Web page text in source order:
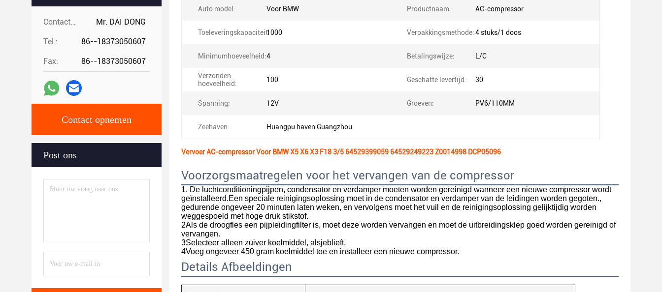
Contactpersonen: Mr. DAI DONG
Tel.: 86--18373050607
Fax: 86--18373050607
Contact opnemen
Post ons
Auto model: Voor BMW Productnaam: AC-compressor
Toeleveringskapaciteit:1000 Verpakkingsmethode:4 stuks/1 doos
Minimumhoeveelheid:4 Betalingswijze: L/C
Verzonden
hoeveelheid:
100 Geschatte levertijd: 30
Spanning: 12V Groeven: PV6/110MM
Zeehaven: Huangpu haven Guangzhou
Vervoer AC-compressor Voor BMW X5 X6 X3 F18 3/5 64529399059 64529249223 Z0014998 DCP05096
Voorzorgsmaatregelen voor het vervangen van de compressor
1. De luchtconditioningpijpen, condensator en verdamper moeten worden gereinigd wanneer een nieuwe compressor wordt
geïnstalleerd.Een speciale reinigingsoplossing moet in de condensator en verdamper van de leidingen worden gegoten.,
gedurende ongeveer 20 minuten laten weken, en vervolgens moet het vuil en de reinigingsoplossing gelijktijdig worden
weggespoeld met hoge druk stikstof.
2Als de droogfles een pijpleidingfilter is, moet deze worden vervangen en moet de uitbreidingsklep goed worden gereinigd of
vervangen.
3Selecteer alleen zuiver koelmiddel, alsjeblieft.
4Voeg ongeveer 450 gram koelmiddel toe en installeer een nieuwe compressor.
Details Afbeeldingen